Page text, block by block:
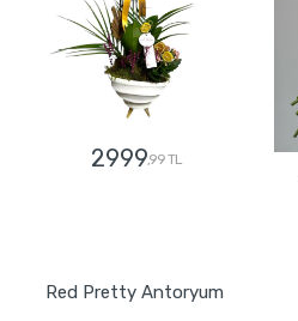
2999,99 TL
Red Pretty Antoryum